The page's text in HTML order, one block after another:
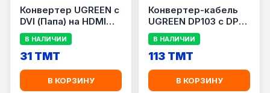
Конвертер UGREEN с
DVI (Папа) на HDMI
(Мама)
В НАЛИЧИИ
31 TMT
В КОРЗИНУ
Конвертер-кабель
UGREEN DP103 с DP
на DVI
В НАЛИЧИИ
113 TMT
В КОРЗИНУ